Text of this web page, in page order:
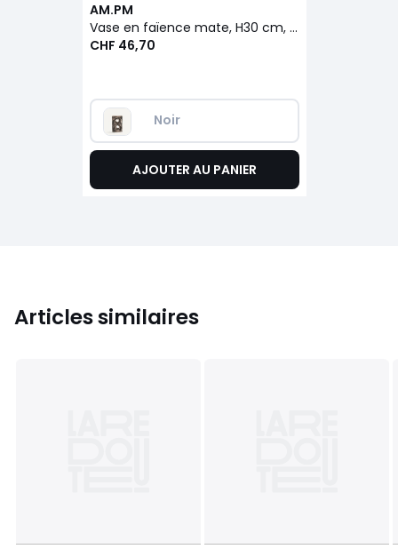
AM.PM
Vase en faïence mate, H30 cm, Lixa
CHF 46,70
Noir
AJOUTER AU PANIER
Articles similaires